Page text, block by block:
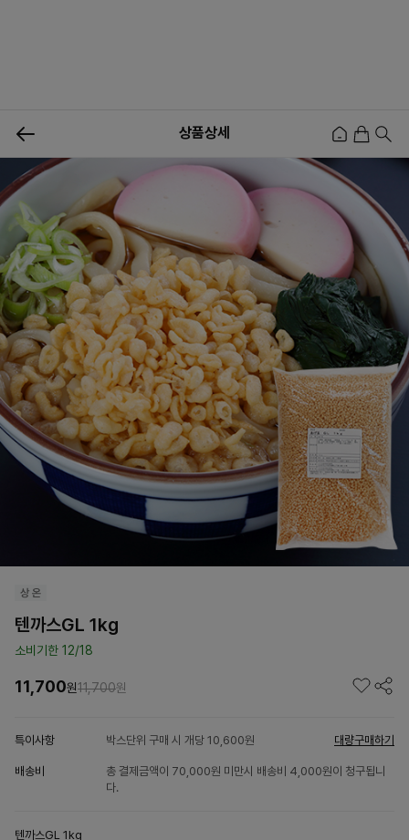
신상품행사상품 사업자등업신청
상품상세
텐까스GL 1kg
소비기한 12/18
11,700원11,700원
특이사항 박스단위 구매 시 개당 10,600원 대량구매하기
배송비
총 결제금액이 70,000원 미만시 배송비 4,000원이 청구됩니
다.
텐까스GL 1kg